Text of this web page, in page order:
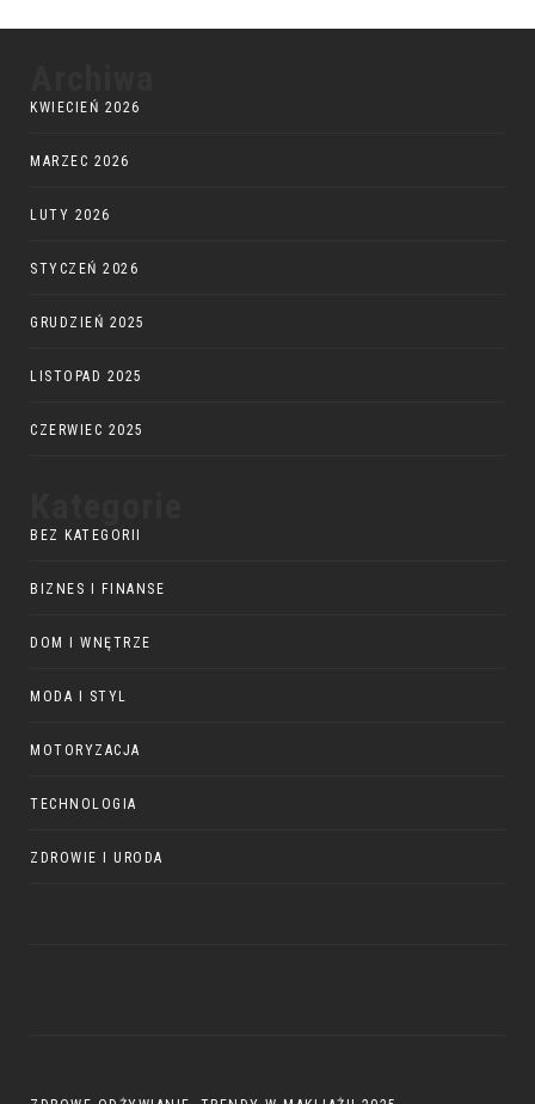
KWIECIEŃ 2026
MARZEC 2026
LUTY 2026
STYCZEŃ 2026
GRUDZIEŃ 2025
LISTOPAD 2025
CZERWIEC 2025
BEZ KATEGORII
BIZNES I FINANSE
DOM I WNĘTRZE
MODA I STYL
MOTORYZACJA
TECHNOLOGIA
ZDROWIE I URODA